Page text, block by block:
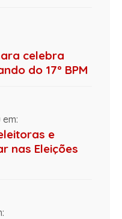
celebra
do 17º BPM
e
nas Eleições